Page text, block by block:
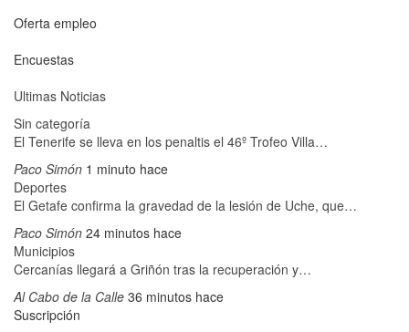
Oferta empleo
Encuestas
Ultimas Noticias
Sin categoría
El Tenerife se lleva en los penaltis el 46º Trofeo Villa…
Paco Simón 1 minuto hace
Deportes
El Getafe confirma la gravedad de la lesión de Uche, que…
Paco Simón 24 minutos hace
Municipios
Cercanías llegará a Griñón tras la recuperación y…
Al Cabo de la Calle 36 minutos hace
Suscripción